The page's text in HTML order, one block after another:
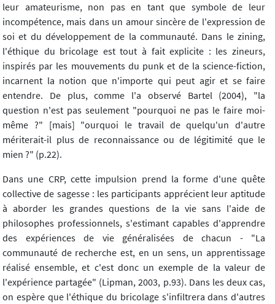
leur amateurisme, non pas en tant que symbole de leur
incompétence, mais dans un amour sincère de l'expression de
soi et du développement de la communauté. Dans le zining,
l'éthique du bricolage est tout à fait explicite : les zineurs,
inspirés par les mouvements du punk et de la science-fiction,
incarnent la notion que n'importe qui peut agir et se faire
entendre. De plus, comme l'a observé Bartel (2004), "la
question n'est pas seulement "pourquoi ne pas le faire moi-
même ?" [mais] "ourquoi le travail de quelqu'un d'autre
mériterait-il plus de reconnaissance ou de légitimité que le
mien ?" (p.22).
Dans une CRP, cette impulsion prend la forme d'une quête
collective de sagesse : les participants apprécient leur aptitude
à aborder les grandes questions de la vie sans l'aide de
philosophes professionnels, s'estimant capables d'apprendre
des expériences de vie généralisées de chacun - "La
communauté de recherche est, en un sens, un apprentissage
réalisé ensemble, et c'est donc un exemple de la valeur de
l'expérience partagée" (Lipman, 2003, p.93). Dans les deux cas,
on espère que l'éthique du bricolage s'infiltrera dans d'autres